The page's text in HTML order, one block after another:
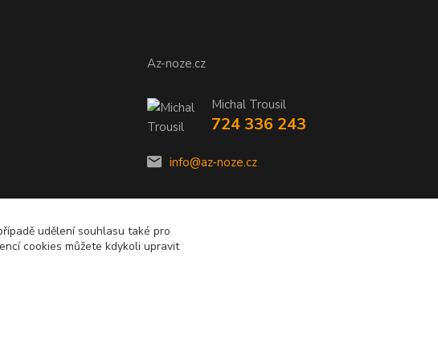
Az-noze.cz
Michal Trousil
724 336 243
info@az-noze.cz
udělení souhlasu také pro
cookies můžete kdykoli upravit